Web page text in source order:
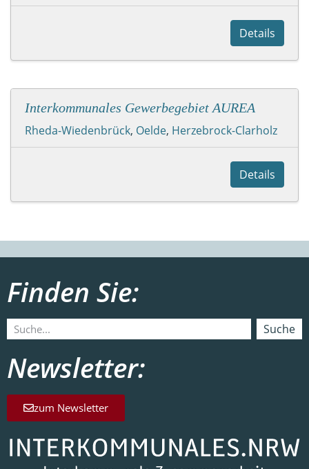
Details
Interkommunales Gewerbegebiet AUREA
Rheda-Wiedenbrück, Oelde, Herzebrock-Clarholz
Details
Finden Sie:
Suche
Newsletter:
zum Newsletter